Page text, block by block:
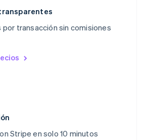
transacción sin comisiones
Stripe en solo 10 minutos
China